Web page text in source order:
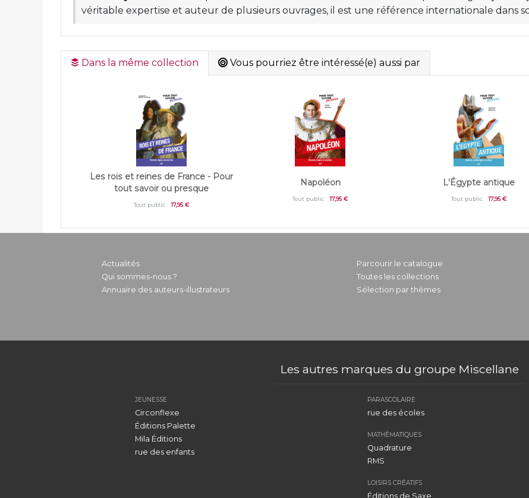
véritable expertise et auteur de plusieurs ouvrages, il est une référence internationale dans
Dans la même collection Vous pourriez être intéressé(e) aussi par
Les rois et reines de France - Pour
tout savoir ou presque
Tout public 17,95 €
Napoléon
Tout public 17,95 €
L'Égypte antique
Tout public 17,95 €
Actualités
Qui sommes-nous ?
Annuaire des auteurs-illustrateurs
Parcourir le catalogue
Toutes les collections
Sélection par thèmes
Les autres marques du groupe Miscellane
JEUNESSE
Circonflexe
Éditions Palette
Mila Éditions
rue des enfants
PARASCOLAIRE
rue des écoles
MATHÉMATIQUES
Quadrature
RMS
LOISIRS CRÉATIFS
Éditions de Saxe